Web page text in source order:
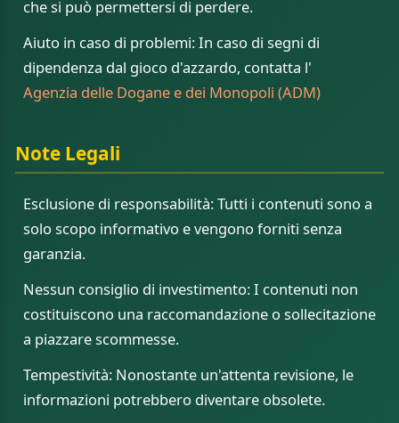
che si può permettersi di perdere.
Aiuto in caso di problemi: In caso di segni di
dipendenza dal gioco d'azzardo, contatta l'
Agenzia delle Dogane e dei Monopoli (ADM)
Note Legali
Esclusione di responsabilità: Tutti i contenuti sono a
solo scopo informativo e vengono forniti senza
garanzia.
Nessun consiglio di investimento: I contenuti non
costituiscono una raccomandazione o sollecitazione
a piazzare scommesse.
Tempestività: Nonostante un'attenta revisione, le
informazioni potrebbero diventare obsolete.